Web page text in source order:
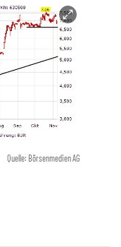
Quelle: Börsenmedien AG